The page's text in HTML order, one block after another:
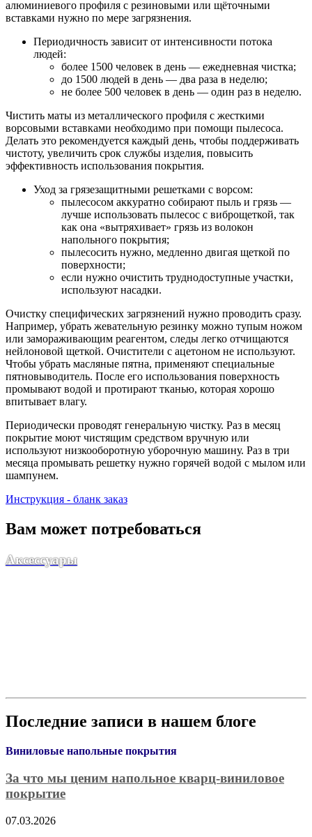
алюминиевого профиля с резиновыми или щёточными
вставками нужно по мере загрязнения.
Периодичность зависит от интенсивности потока
людей:
более 1500 человек в день — ежедневная чистка;
до 1500 людей в день — два раза в неделю;
не более 500 человек в день — один раз в неделю.
Чистить маты из металлического профиля с жесткими
ворсовыми вставками необходимо при помощи пылесоса.
Делать это рекомендуется каждый день, чтобы поддерживать
чистоту, увеличить срок службы изделия, повысить
эффективность использования покрытия.
Уход за грязезащитными решетками с ворсом:
пылесосом аккуратно собирают пыль и грязь —
лучше использовать пылесос с виброщеткой, так
как она «вытряхивает» грязь из волокон
напольного покрытия;
пылесосить нужно, медленно двигая щеткой по
поверхности;
если нужно очистить труднодоступные участки,
используют насадки.
Очистку специфических загрязнений нужно проводить сразу.
Например, убрать жевательную резинку можно тупым ножом
или замораживающим реагентом, следы легко отчищаются
нейлоновой щеткой. Очистители с ацетоном не используют.
Чтобы убрать масляные пятна, применяют специальные
пятновыводитель. После его использования поверхность
промывают водой и протирают тканью, которая хорошо
впитывает влагу.
Периодически проводят генеральную чистку. Раз в месяц
покрытие моют чистящим средством вручную или
используют низкооборотную уборочную машину. Раз в три
месяца промывать решетку нужно горячей водой с мылом или
шампунем.
Инструкция - бланк заказ
Вам может потребоваться
Аксессуары
Последние записи в нашем блоге
Виниловые напольные покрытия
За что мы ценим напольное кварц-виниловое
покрытие
07.03.2026